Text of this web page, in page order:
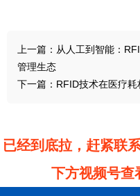
上一篇： 从人工到智能：
管理生态
下一篇： RFID技术在医疗
已经到底拉，赶紧联
下方视频号查